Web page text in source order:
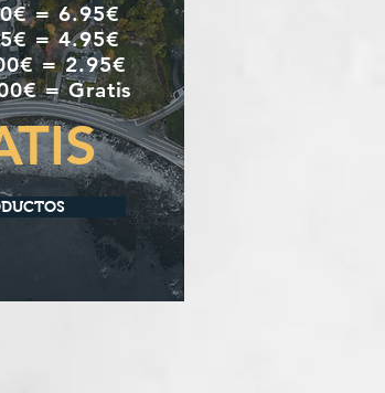
= 6.95€
= 4.95€
= 2.95€
= Gratis